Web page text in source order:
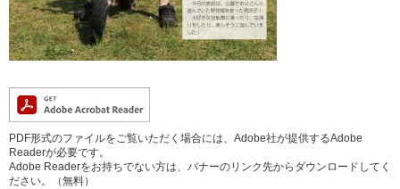
PDF形式のファイルをご覧いただく場合には、Adobe社が提供するAdobe
Readerが必要です。
Adobe Readerをお持ちでない方は、バナーのリンク先からダウンロードしてく
ださい。（無料）